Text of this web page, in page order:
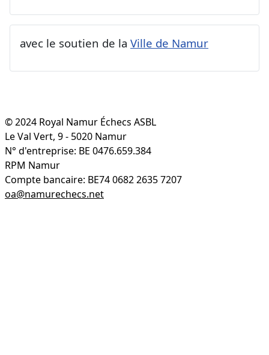
avec le soutien de la Ville de Namur
© 2024 Royal Namur Échecs ASBL
Le Val Vert, 9 - 5020 Namur
N° d'entreprise: BE 0476.659.384
RPM Namur
Compte bancaire: BE74 0682 2635 7207
oa@namurechecs.net